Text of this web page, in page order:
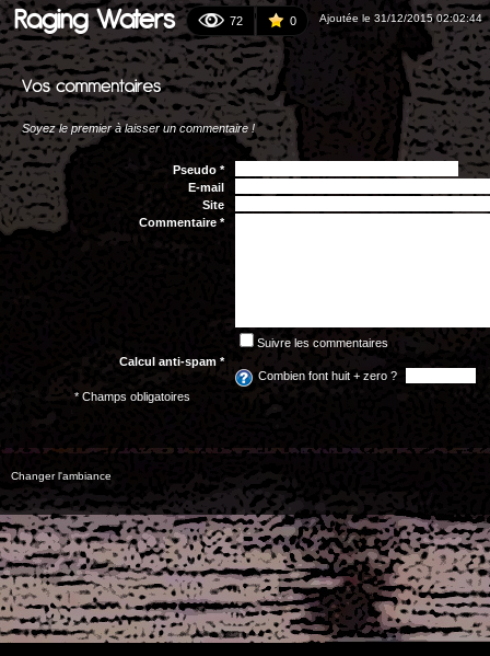
Raging Waters 72 0 Ajoutée le 31/12/2015 02:02:44
Soyez le premier à laisser un commentaire !
Pseudo *
E-mail
Site
Commentaire *
Suivre les commentaires
Calcul anti-spam *
Combien font huit + zero ?
* Champs obligatoires
Changer l'ambiance